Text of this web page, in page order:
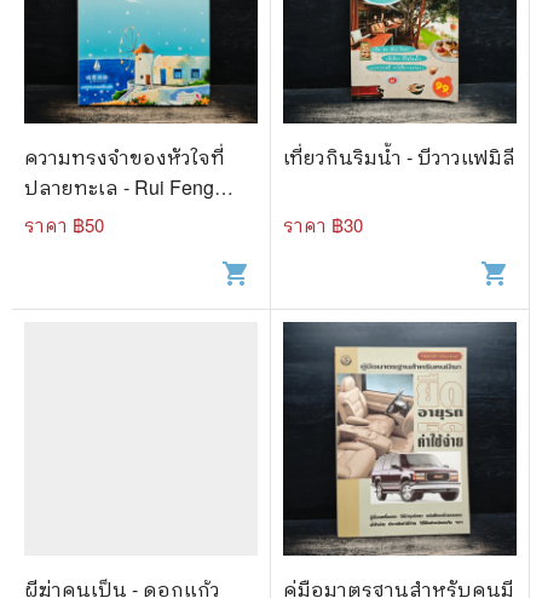
ความทรงจำของหัวใจที่
ปลายทะเล - Rui Feng
Chung Bo, เมฆขาว หวาน
ราคา ฿50
shopping_cart
เที่ยวกินริมน้ำ - บีวาวแฟมิลี
ราคา ฿30
shopping_cart
ผีฆ่าคนเป็น - ดอกแก้ว คู่มือมาตรฐานสําหรับคนมี